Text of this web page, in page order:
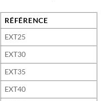
RÉFÉRENCE
EXT25
EXT30
EXT35
EXT40